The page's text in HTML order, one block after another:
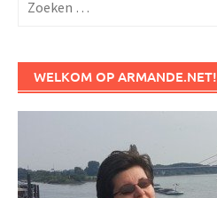
naar:
WELKOM OP ARMANDE.NET!